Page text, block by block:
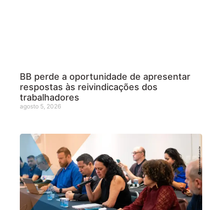
BB perde a oportunidade de apresentar
respostas às reivindicações dos
trabalhadores
agosto 5, 2026